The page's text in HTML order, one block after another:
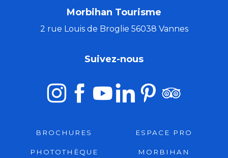
Morbihan Tourisme
2 rue Louis de Broglie 56038 Vannes
Suivez-nous
BROCHURES ESPACE PRO
PHOTOTHÈQUE
MORBIHAN